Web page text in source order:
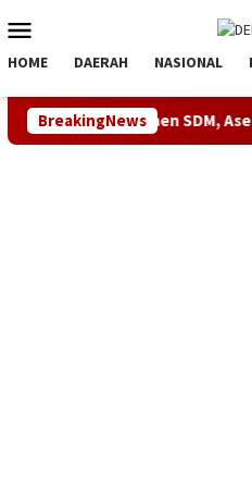
ke
kontenMobile
HOME DAERAH NASIONAL
BreakingNews
Manajemen SDM, Asesi